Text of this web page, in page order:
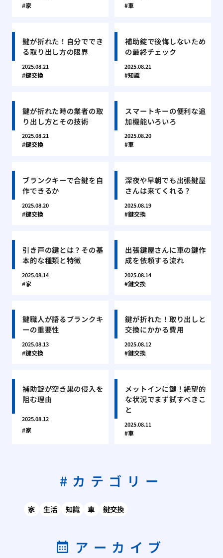
家 車
鍵が折れた！自分ででき
る取り出し方の限界
2025.08.21
鍵交換
補助錠で後悔しないため
の最終チェック
2025.08.21
知識
鍵が折れた時の業者の取
り出し方とその技術
2025.08.21
鍵交換
スマートキーの便利な追
加機能いろいろ
2025.08.20
車
ブランクキーで合鍵を自
作できるか
2025.08.20
鍵交換
深夜や早朝でも出張鍵屋
さんは来てくれる？
2025.08.19
鍵交換
引き戸の鍵とは？その基
本的な種類と特徴
2025.08.14
家
出張鍵屋さんに車の鍵作
成を依頼する流れ
2025.08.14
鍵交換
鍵職人が語るブランクキ
ーの重要性
2025.08.13
鍵交換
鍵が折れた！取り出しと
交換にかかる費用
2025.08.12
鍵交換
補助錠が空き巣の侵入を
阻む理由
2025.08.12
家
メットインに鍵！絶望的
な状況でまず試すべきこ
と
2025.08.11
車
カテゴリー
家 生活 知識 車 鍵交換
アーカイブ